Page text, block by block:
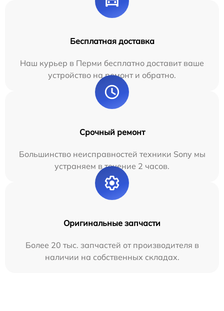
Бесплатная доставка
Наш курьер в Перми бесплатно доставит ваше
устройство на ремонт и обратно.
Срочный ремонт
Большинство неисправностей техники Sony мы
устраняем в течение 2 часов.
Оригинальные запчасти
Более 20 тыс. запчастей от производителя в
наличии на собственных складах.